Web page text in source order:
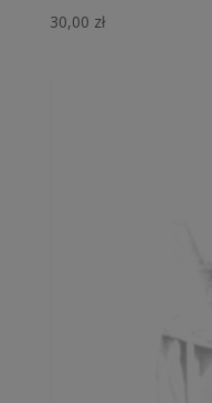
30,00 zł